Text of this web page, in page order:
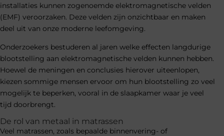
installaties kunnen zogenoemde elektromagnetische velden
(EMF) veroorzaken. Deze velden zijn onzichtbaar en maken
deel uit van onze moderne leefomgeving.
Onderzoekers bestuderen al jaren welke effecten langdurige
blootstelling aan elektromagnetische velden kunnen hebben.
Hoewel de meningen en conclusies hierover uiteenlopen,
kiezen sommige mensen ervoor om hun blootstelling zo veel
mogelijk te beperken, vooral in de slaapkamer waar je veel
tijd doorbrengt.
De rol van metaal in matrassen
Veel matrassen, zoals bepaalde binnenvering- of